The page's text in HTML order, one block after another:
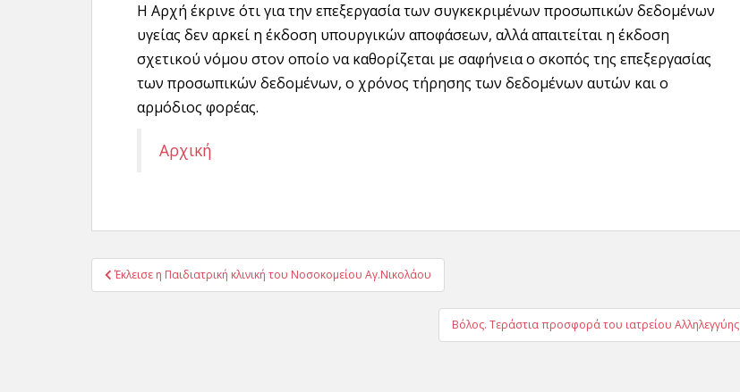
Η Αρχή έκρινε ότι για την επεξεργασία των συγκεκριμένων προσωπικών δεδομένων
υγείας δεν αρκεί η έκδοση υπουργικών αποφάσεων, αλλά απαιτείται η έκδοση
σχετικού νόμου στον οποίο να καθορίζεται με σαφήνεια ο σκοπός της επεξεργασίας
των προσωπικών δεδομένων, ο χρόνος τήρησης των δεδομένων αυτών και ο
αρμόδιος φορέας.
Αρχική
Πλοήγηση
άρθρων
Έκλεισε η Παιδιατρική κλινική του Νοσοκομείου Αγ.Νικολάου
Βόλος. Τεράστια προσφορά του ιατρείου Αλληλεγγύης